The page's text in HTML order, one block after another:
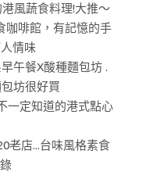
風蔬食料理!大推～
咖啡館，有記憶的手
情味
午餐X酸種麵包坊 .
坊很好買
一定知道的港式點心
老店...台味風格素食